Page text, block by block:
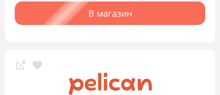
В магазин